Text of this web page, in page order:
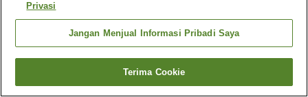
Wi-Fi
Beranda Jepang Fukuoka
Kota Kitakyushu
Art Hotel Kokura New TagawaCari kamar
Privasi
Jangan Menjual Informasi Pribadi Saya
Terima Cookie